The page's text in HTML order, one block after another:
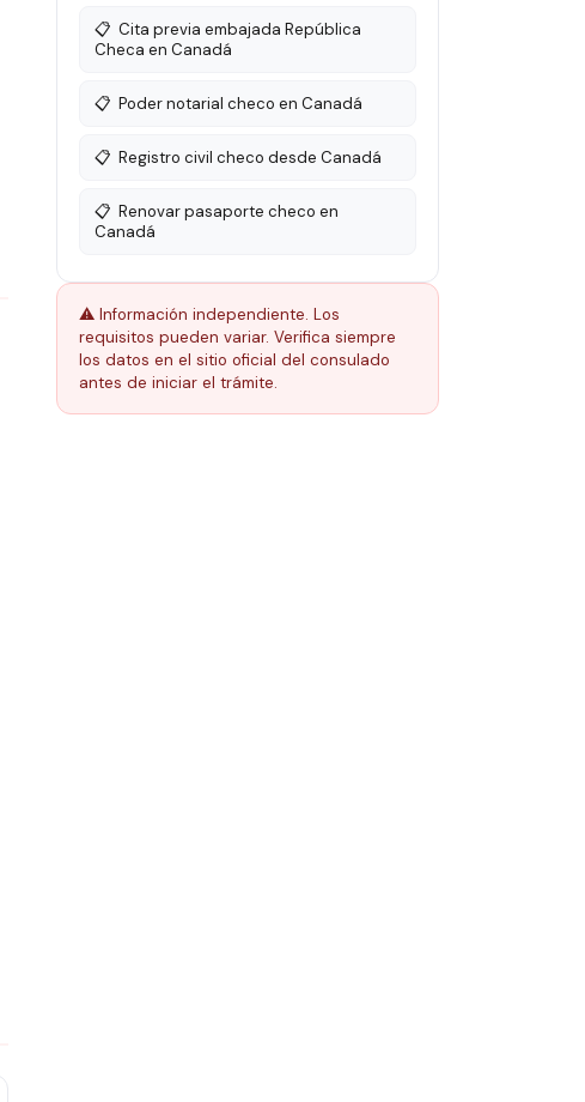
📋 Cita previa embajada República
Checa en Canadá
📋 Poder notarial checo en Canadá
📋 Registro civil checo desde Canadá
📋 Renovar pasaporte checo en
Canadá
⚠️ Información independiente. Los
requisitos pueden variar. Verifica siempre
los datos en el sitio oficial del consulado
antes de iniciar el trámite.